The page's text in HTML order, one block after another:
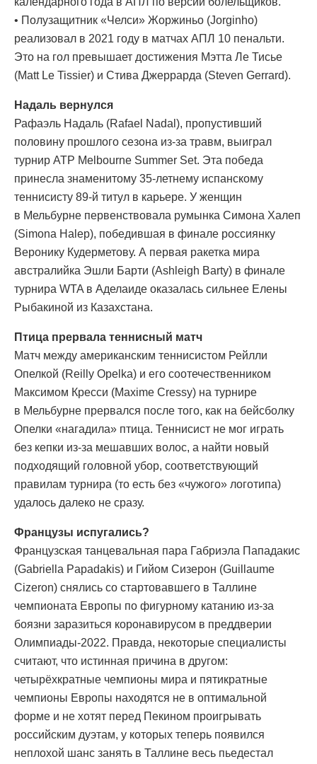
• Полузащитник «Челси» Жоржиньо (Jorginho)
реализовал в 2021 году в матчах АПЛ 10 пенальти.
Это на гол превышает достижения Мэтта Ле Тисье
(Matt Le Tissier) и Стива Джеррарда (Steven Gerrard).
Надаль вернулся
Рафаэль Надаль (Rafael Nadal), пропустивший
половину прошлого сезона из-за травм, выиграл
турнир ATP Melbourne Summer Set. Эта победа
принесла знаменитому 35-летнему испанскому
теннисисту 89-й титул в карьере. У женщин
в Мельбурне первенствовала румынка Симона Халеп
(Simona Halep), победившая в финале россиянку
Веронику Кудерметову. А первая ракетка мира
австралийка Эшли Барти (Ashleigh Barty) в финале
турнира WTA в Аделаиде оказалась сильнее Елены
Рыбакиной из Казахстана.
Птица прервала теннисный матч
Матч между американским теннисистом Рейлли
Опелкой (Reilly Opelka) и его соотечественником
Максимом Кресси (Maxime Cressy) на турнире
в Мельбурне прервался после того, как на бейсболку
Опелки «нагадила» птица. Теннисист не мог играть
без кепки из-за мешавших волос, а найти новый
подходящий головной убор, соответствующий
правилам турнира (то есть без «чужого» логотипа)
удалось далеко не сразу.
Французы испугались?
Французская танцевальная пара Габриэла Пападакис
(Gabriella Papadakis) и Гийом Сизерон (Guillaume
Cizeron) снялись со стартовавшего в Таллине
чемпионата Европы по фигурному катанию из-за
боязни заразиться коронавирусом в преддверии
Олимпиады-2022. Правда, некоторые специалисты
считают, что истинная причина в другом:
четырёхкратные чемпионы мира и пятикратные
чемпионы Европы находятся не в оптимальной
форме и не хотят перед Пекином проигрывать
российским дуэтам, у которых теперь появился
неплохой шанс занять в Таллине весь пьедестал